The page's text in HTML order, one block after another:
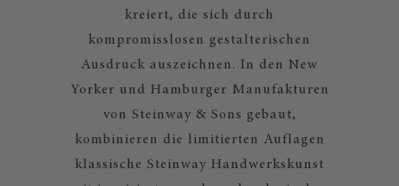
kreiert, die sich durch
kompromisslosen gestalterischen
Ausdruck auszeichnen. In den New
Yorker und Hamburger Manufakturen
von Steinway & Sons gebaut,
kombinieren die limitierten Auflagen
klassische Steinway Handwerkskunst